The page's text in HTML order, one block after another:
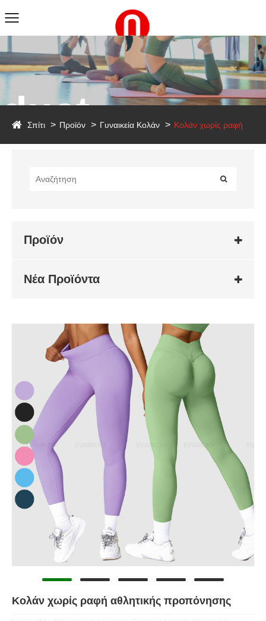
Σπίτι Προϊόν Γυναικεία Κολάν Κολάν χωρίς ραφή
Προϊόν
Νέα Προϊόντα
Κολάν χωρίς ραφή αθλητικής προπόνησης